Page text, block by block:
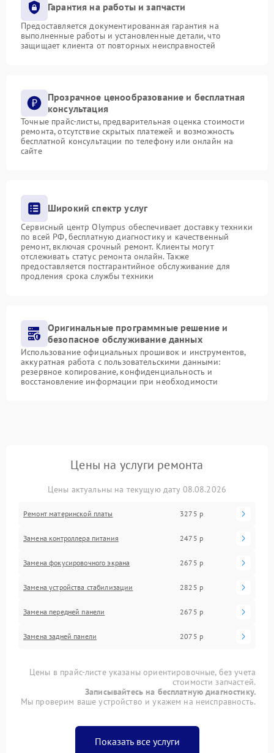
Гарантия на работы и запчасти
Предоставляется документированная гарантия на
выполненные работы и установленные детали, что
защищает клиента от повторных неисправностей
Прозрачное ценообразование и бесплатная
консультация
Точные прайс-листы, предварительная оценка стоимости
ремонта, отсутствие скрытых платежей и возможность
бесплатной консультации по телефону или онлайн на
сайте
Широкий спектр услуг
Сервисный центр Olympus обеспечивает доставку техники
по всей РФ, бесплатную диагностику и качественный
ремонт, включая срочный ремонт. Клиенты могут
отслеживать статус ремонта онлайн. Также
предоставляется постгарантийное обслуживание для
продления срока службы техники
Оригинальные программные решение и
безопасное обслуживание данных
Использование официальных прошивок и инструментов,
аккуратная работа с пользовательскими данными:
резервное копирование, конфиденциальность и
восстановление информации при необходимости
Цены на услуги ремонта
Цены актуальны на текущую дату 08.08.2026
Ремонт материнской платы 3275 р
Замена контроллера питания 2475 р
Замена фокусировочного экрана 2675 р
Замена устройства стабилизации 2825 р
Замена передней панели 2675 р
Замена задней панели 2075 р
Цены в прайс-листе указаны ориентировочные, без учета
стоимости запчастей.
Записывайтесь на бесплатную диагностику.
Мы проверим ваше устройство и укажем на неисправность.
Показать все услуги